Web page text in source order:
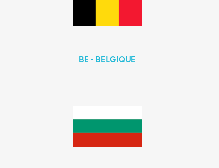
BE - BELGIQUE